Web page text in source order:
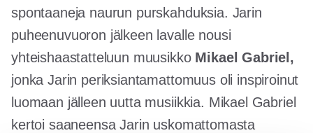
spontaaneja naurun purskahduksia. Jarin
puheenuvuoron jälkeen lavalle nousi
yhteishaastatteluun muusikko Mikael Gabriel,
jonka Jarin periksiantamattomuus oli inspiroinut
luomaan jälleen uutta musiikkia. Mikael Gabriel
kertoi saaneensa Jarin uskomattomasta